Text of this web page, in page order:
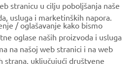
stranicu u cilju poboljšanja naše
usluga i marketinških napora.
/ oglašavanje kako bismo
oglase naših proizvoda i usluga
na našoj web stranici i na web
strana, uključujući društvene